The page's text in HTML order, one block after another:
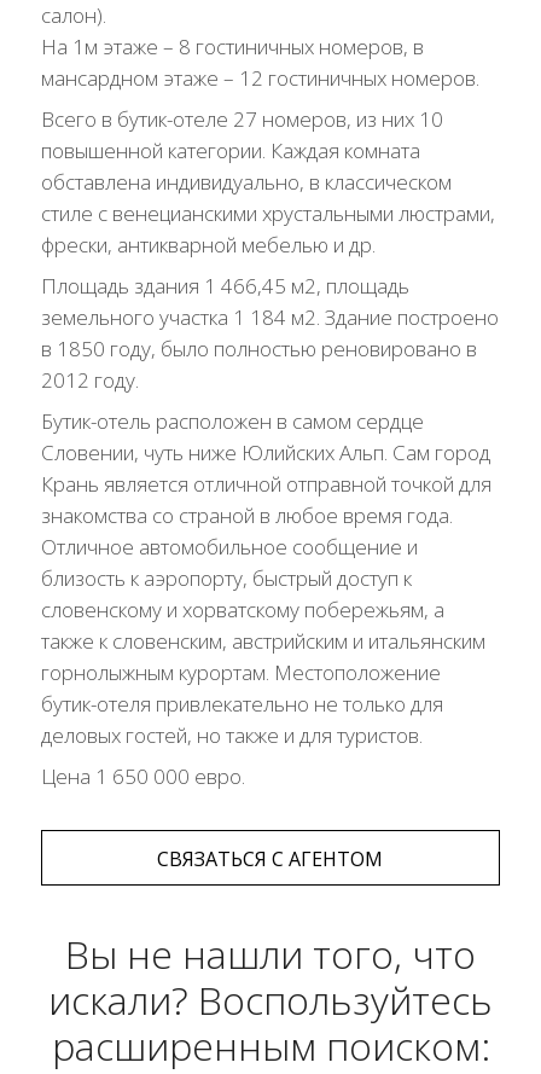
салон).
На 1м этаже – 8 гостиничных номеров, в
мансардном этаже – 12 гостиничных номеров.
Всего в бутик-отеле 27 номеров, из них 10
повышенной категории. Каждая комната
обставлена ​​индивидуально, в классическом
стиле с венецианскими хрустальными люстрами,
фрески, антикварной мебелью и др.
Площадь здания 1 466,45 м2, площадь
земельного участка 1 184 м2. Здание построено
в 1850 году, было полностью реновировано в
2012 году.
Бутик-отель расположен в самом сердце
Словении, чуть ниже Юлийских Альп. Сам город
Крань является отличной отправной точкой для
знакомства со страной в любое время года.
Отличное автомобильное сообщение и
близость к аэропорту, быстрый доступ к
словенскому и хорватскому побережьям, а
также к словенским, австрийским и итальянским
горнолыжным курортам. Местоположение
бутик-отеля привлекательно не только для
деловых гостей, но также и для туристов.
Цена 1 650 000 евро.
СВЯЗАТЬСЯ С АГЕНТОМ
Вы не нашли того, что
искали? Воспользуйтесь
расширенным поиском: